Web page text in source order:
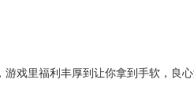
戏里福利丰厚到让你拿到手软，良